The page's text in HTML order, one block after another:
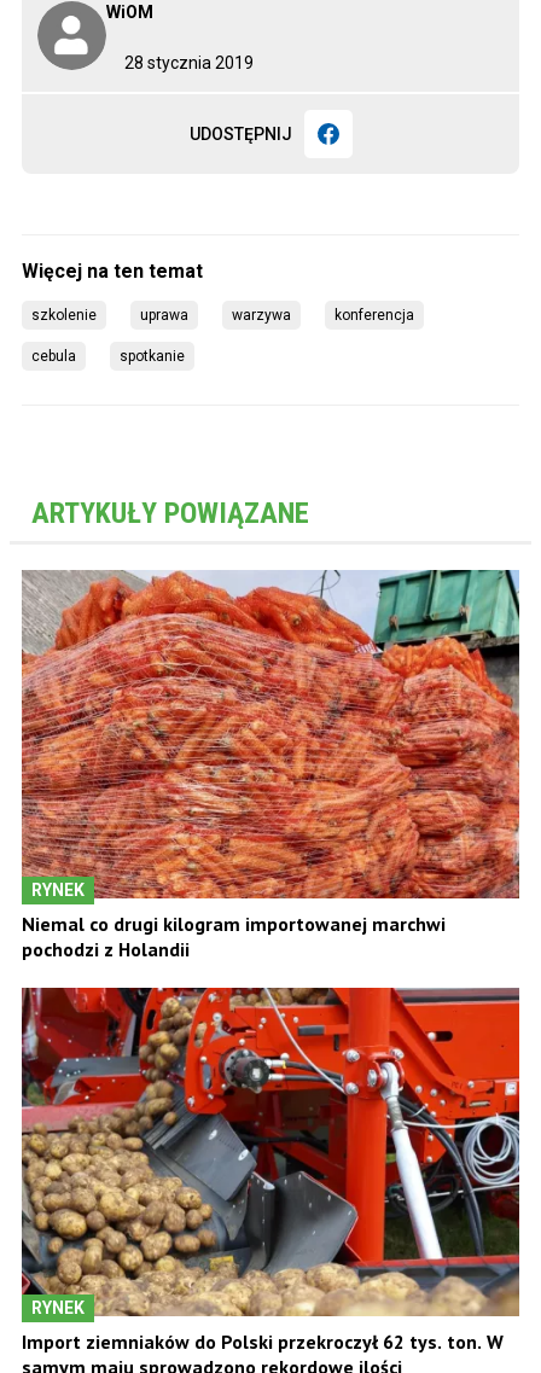
28 stycznia 2019
WiOM
UDOSTĘPNIJ
szkolenie uprawa warzywa konferencja
cebula spotkanie
ARTYKUŁY POWIĄZANE
RYNEK
Niemal co drugi kilogram importowanej marchwi
pochodzi z Holandii
RYNEK
Import ziemniaków do Polski przekroczył 62 tys. ton. W
samym maju sprowadzono rekordowe ilości